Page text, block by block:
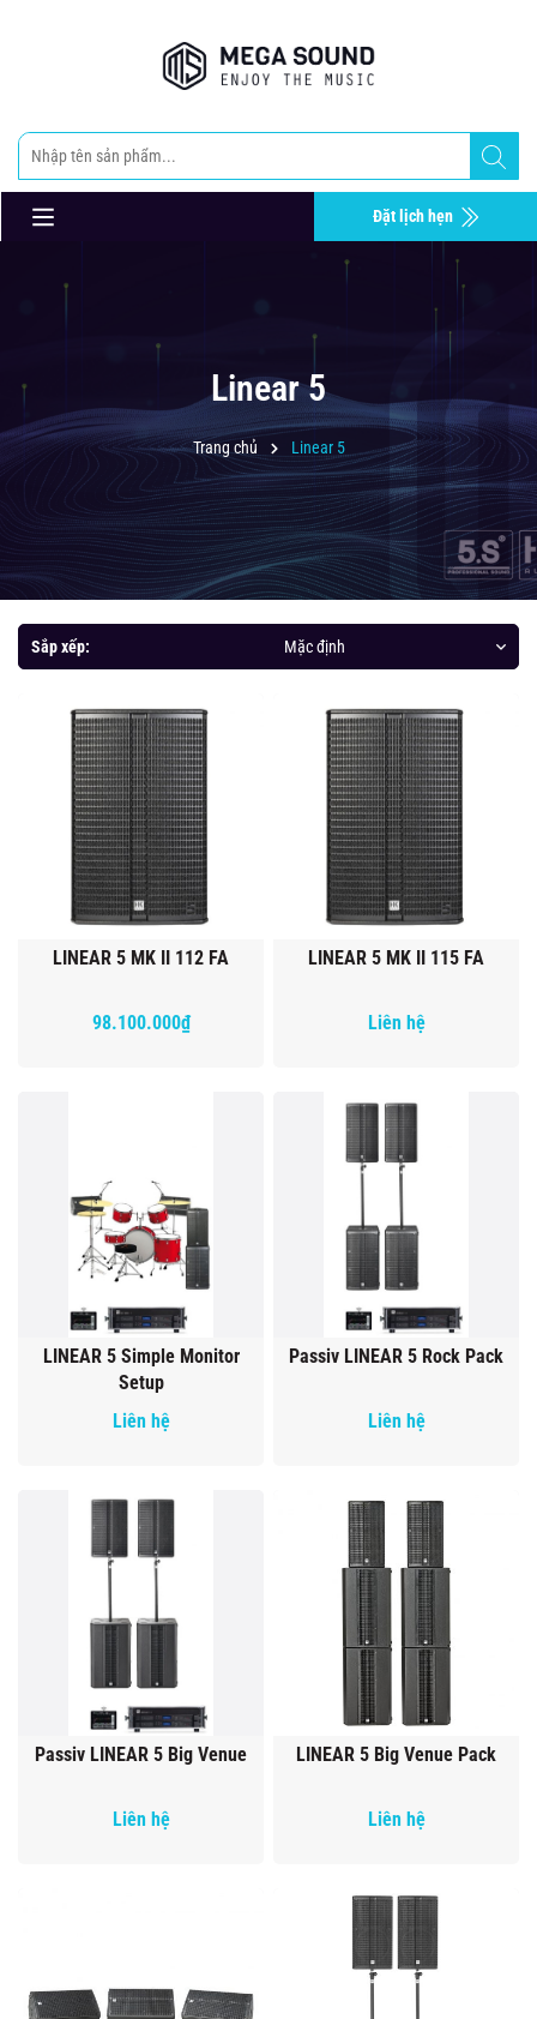
Đặt lịch hẹn
Linear 5
Trang chủ Linear 5
Sắp xếp: Mặc định
LINEAR 5 MK II 112 FA
98.100.000₫
LINEAR 5 MK II 115 FA
Liên hệ
LINEAR 5 Simple Monitor
Setup
Liên hệ
Passiv LINEAR 5 Rock Pack
Liên hệ
Passiv LINEAR 5 Big Venue
Liên hệ
LINEAR 5 Big Venue Pack
Liên hệ